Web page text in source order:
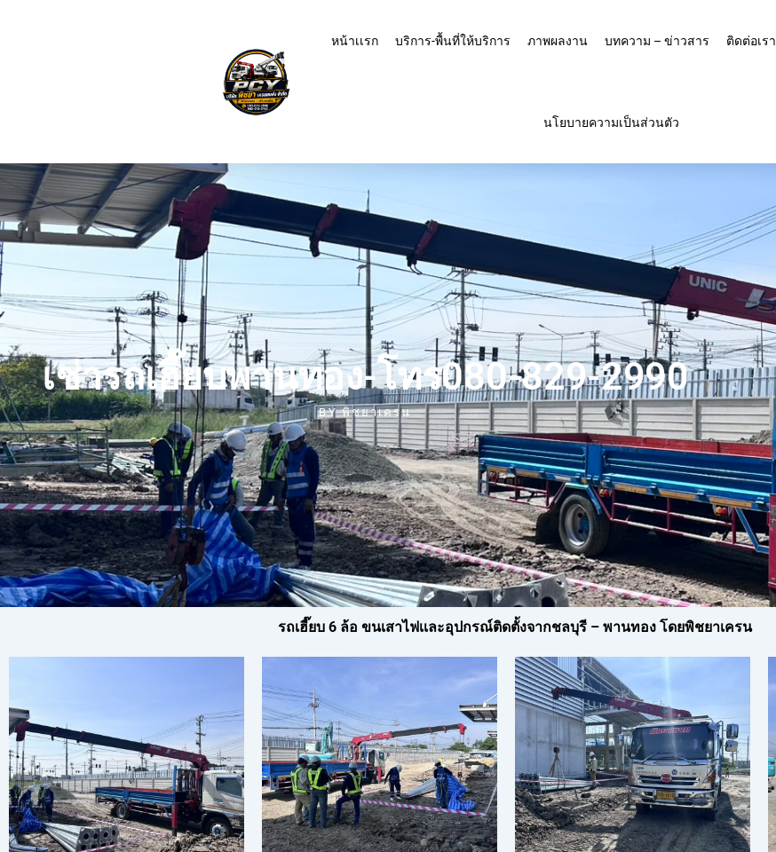
หน้าเเรก บริการ-พื้นที่ให้บริการ ภาพผลงาน บทความ – ข่าวสาร ติดต่อเรา
นโยบายความเป็นส่วนตัว
เช่ารถเฮี๊ยบพานทอง-โทร080-829-2990
BYพิชยาเครน
รถเฮี๊ยบ 6 ล้อ ขนเสาไฟเเละอุปกรณ์ติดตั้งจากชลบุรี – พานทอง โดยพิชยาเครน